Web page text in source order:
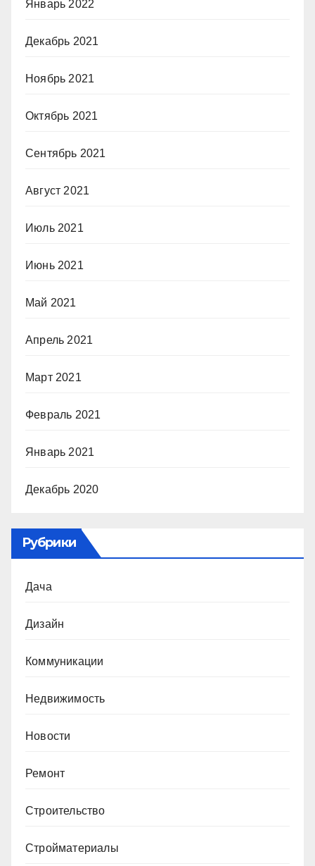
Январь 2022
Декабрь 2021
Ноябрь 2021
Октябрь 2021
Сентябрь 2021
Август 2021
Июль 2021
Июнь 2021
Май 2021
Апрель 2021
Март 2021
Февраль 2021
Январь 2021
Декабрь 2020
Рубрики
Дача
Дизайн
Коммуникации
Недвижимость
Новости
Ремонт
Строительство
Стройматериалы